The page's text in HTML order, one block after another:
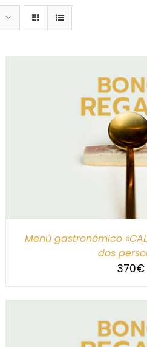
Menú gastronómico
dos
370€
SELECCIONAR